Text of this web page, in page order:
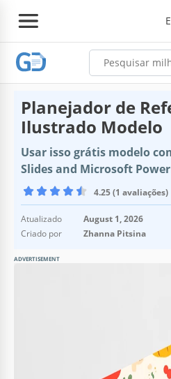
Planejador de
Ilustrado Modelo
Usar isso grátis modelo
Slides and Microsoft
4.25 (1 avaliações)
Atualizado
August 1, 2026
Criado por
Zhanna Pitsina
ADVERTISEMENT